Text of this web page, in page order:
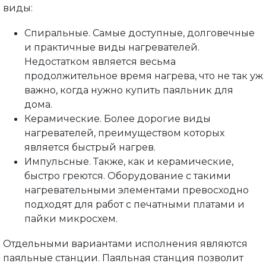
виды:
Спиральные. Самые доступные, долговечные
и практичные виды нагревателей.
Недостатком является весьма
продолжительное время нагрева, что не так уж
важно, когда нужно купить паяльник для
дома.
Керамические. Более дорогие виды
нагревателей, преимуществом которых
является быстрый нагрев.
Импульсные. Также, как и керамические,
быстро греются. Оборудование с такими
нагревательными элементами превосходно
подходят для работ с печатными платами и
пайки микросхем.
Отдельными вариантами исполнения являются
паяльные станции. Паяльная станция позволит